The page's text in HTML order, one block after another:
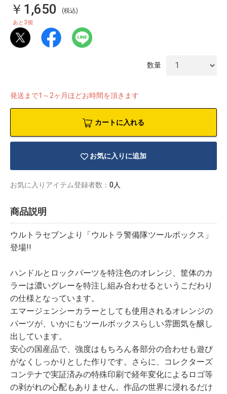
￥1,650 (税込)
あと 3個
数量
発送まで1～2ヶ月ほどお時間を頂きます
カートに入れる
お気に入りに追加
お気に入りアイテム登録者数： 0人
商品説明
ウルトラセブンより「ウルトラ警備隊ツールボックス」
登場!!
ハンドルとロックパーツを特注色のオレンジ、筐体のカ
ラーは濃いグレーを特注し組み合わせるというこだわり
の仕様となっています。
エマージェンシーカラーとしても使用されるオレンジの
パーツが、いかにもツールボックスらしい雰囲気を醸し
出しています。
安心の国産品で、強度はもちろん各部分の合わせも遊び
がなくしっかりとした作りです。さらに、コレクターズ
コンテナで実証済みの特殊印刷で経年変化によるロゴ等
の剥がれの心配もありません。作品の世界に浸れるだけ
イラストレ
アダルトグ